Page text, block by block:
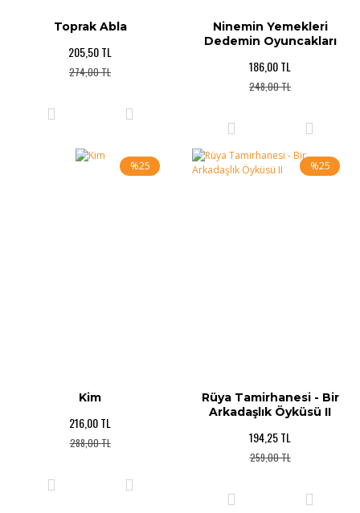
Toprak Abla
205,50 TL
274,00 TL
Ninemin Yemekleri
Dedemin Oyuncakları
186,00 TL
248,00 TL
%25
Kim
216,00 TL
288,00 TL
%25
Rüya Tamirhanesi - Bir
Arkadaşlık Öyküsü II
194,25 TL
259,00 TL